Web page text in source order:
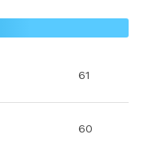
61
60